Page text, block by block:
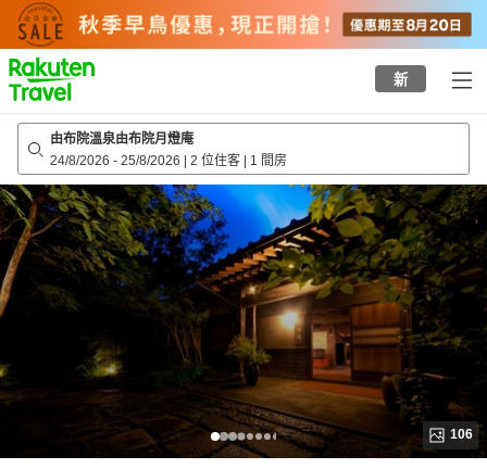
to
top
page
新
由布院溫泉由布院月燈庵
24/8/2026 - 25/8/2026 | 2 位住客 | 1 間房
106